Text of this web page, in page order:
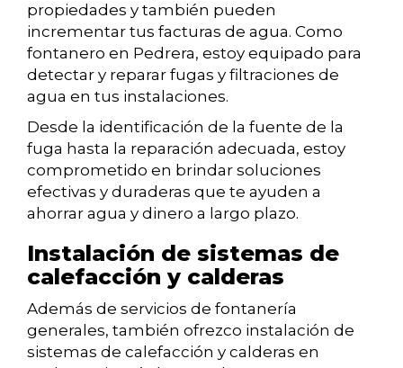
propiedades y también pueden
incrementar tus facturas de agua. Como
fontanero en Pedrera, estoy equipado para
detectar y reparar fugas y filtraciones de
agua en tus instalaciones.
Desde la identificación de la fuente de la
fuga hasta la reparación adecuada, estoy
comprometido en brindar soluciones
efectivas y duraderas que te ayuden a
ahorrar agua y dinero a largo plazo.
Instalación de sistemas de
calefacción y calderas
Además de servicios de fontanería
generales, también ofrezco instalación de
sistemas de calefacción y calderas en